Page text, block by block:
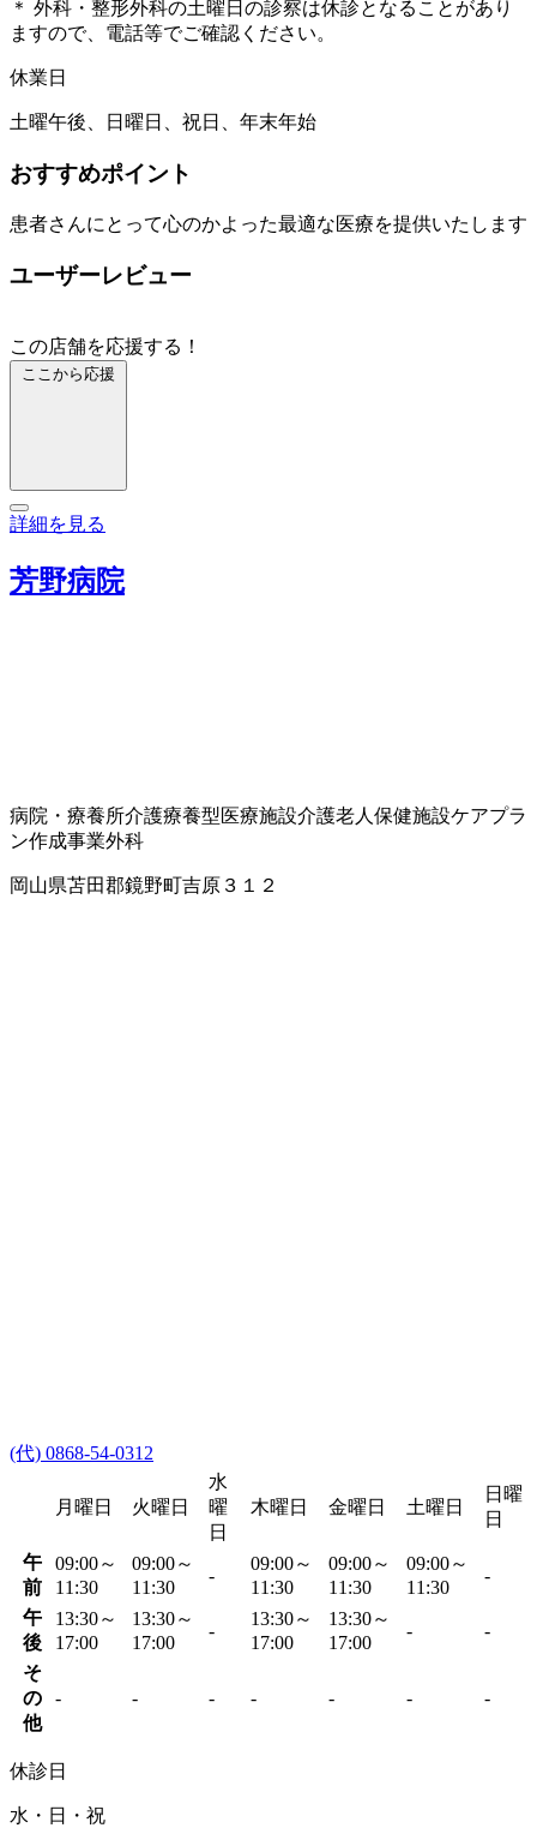
＊ 外科・整形外科の土曜日の診察は休診となることがあり
ますので、電話等でご確認ください。
休業日
土曜午後、日曜日、祝日、年末年始
おすすめポイント
患者さんにとって心のかよった最適な医療を提供いたします
ユーザーレビュー
この店舗を応援する！
ここから応援
詳細を見る
芳野病院
病院・療養所介護療養型医療施設介護老人保健施設ケアプラ
ン作成事業外科
岡山県苫田郡鏡野町吉原３１２
(代) 0868-54-0312
月曜日 火曜日
水
曜
日
木曜日 金曜日 土曜日
日曜
日
午
前
09:00～
11:30
09:00～
11:30
-
09:00～
11:30
09:00～
11:30
09:00～
11:30
-
午
後
13:30～
17:00
13:30～
17:00
-
13:30～
17:00
13:30～
17:00
- -
そ
の
他
- - - - - - -
休診日
水・日・祝